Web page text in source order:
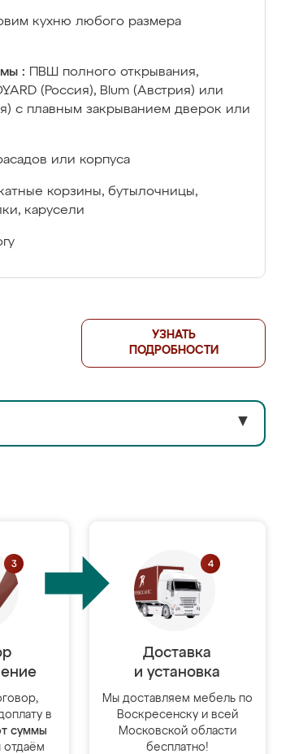
кухню любого размера
:
ПВШ полного открывания,
(Россия), Blum (Австрия) или
с плавным закрыванием дверок или
или корпуса
корзины, бутылочницы,
карусели
УЗНАТЬ
ПОДРОБНОСТИ
▼
в
суммы
отдаём
Доставка
и установка
Мы доставляем мебель по
Воскресенску и всей
Московской области
бесплатно!